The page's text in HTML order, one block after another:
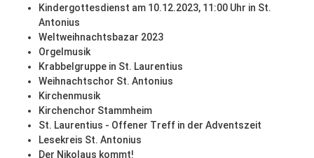
Kindergottesdienst am 10.12.2023, 11:00 Uhr in St.
Antonius
Weltweihnachtsbazar 2023
Orgelmusik
Krabbelgruppe in St. Laurentius
Weihnachtschor St. Antonius
Kirchenmusik
Kirchenchor Stammheim
St. Laurentius - Offener Treff in der Adventszeit
Lesekreis St. Antonius
Der Nikolaus kommt!